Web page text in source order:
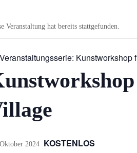
Veranstaltung hat bereits stattgefunden.
Veranstaltungsserie: Kunstworkshop
2024 KOSTENLOS